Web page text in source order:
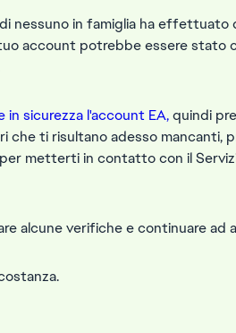
nessuno in famiglia ha effettuato
account potrebbe essere stato
sicurezza l'account EA,quindi
ti risultano adesso mancanti,
metterti in contatto con il
alcune verifiche e continuare ad